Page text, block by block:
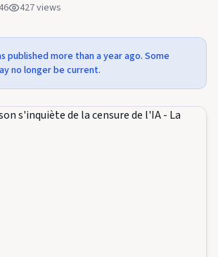
427views
published more than a year ago. Some
no longer be current.